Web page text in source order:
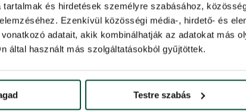
tartalmak és hirdetések személyre szabásához,
Ezenkívül közösségi média-, hirdető- és
adatait, akik kombinálhatják az adatokat más
által használt más szolgáltatásokból gyűjtöttek.
Testre szabás
amelyek bármelyik otthont beragyogják, és hangulatos
és munkát. 8 világítási móddal rendelkezik, amelyek egy
tökéletesen sűrű megjelenés érdekében
240cm – 630LED